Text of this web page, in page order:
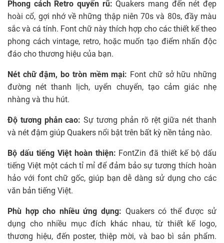
Phong cách Retro quyến rũ: Quakers mang đến nét đẹp
hoài cổ, gợi nhớ về những thập niên 70s và 80s, đầy màu
sắc và cá tính. Font chữ này thích hợp cho các thiết kế theo
phong cách vintage, retro, hoặc muốn tạo điểm nhấn độc
đáo cho thương hiệu của bạn.
Nét chữ đậm, bo tròn mềm mại: Font chữ sở hữu những
đường nét thanh lịch, uyển chuyển, tạo cảm giác nhẹ
nhàng và thu hút.
Độ tương phản cao: Sự tương phản rõ rệt giữa nét thanh
và nét đậm giúp Quakers nổi bật trên bất kỳ nền tảng nào.
Bộ dấu tiếng Việt hoàn thiện: FontZin đã thiết kế bộ dấu
tiếng Việt một cách tỉ mỉ để đảm bảo sự tương thích hoàn
hảo với font chữ gốc, giúp bạn dễ dàng sử dụng cho các
văn bản tiếng Việt.
Phù hợp cho nhiều ứng dụng: Quakers có thể được sử
dụng cho nhiều mục đích khác nhau, từ thiết kế logo,
thương hiệu, đến poster, thiệp mời, và bao bì sản phẩm.